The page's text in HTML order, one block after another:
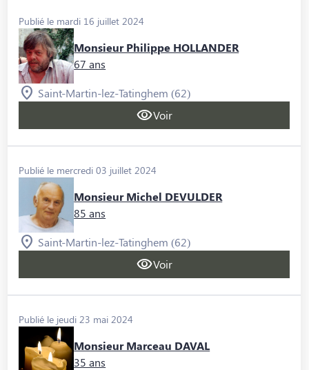
Publié le mardi 16 juillet 2024
Monsieur Philippe HOLLANDER
67 ans
Saint-Martin-lez-Tatinghem (62)
Voir
Publié le mercredi 03 juillet 2024
Monsieur Michel DEVULDER
85 ans
Saint-Martin-lez-Tatinghem (62)
Voir
Publié le jeudi 23 mai 2024
Monsieur Marceau DAVAL
35 ans